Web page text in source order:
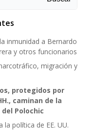
inmunidad a Bernardo
y otros funcionarios
migración y
protegidos por
caminan de la
Polochic
la política de EE. UU.